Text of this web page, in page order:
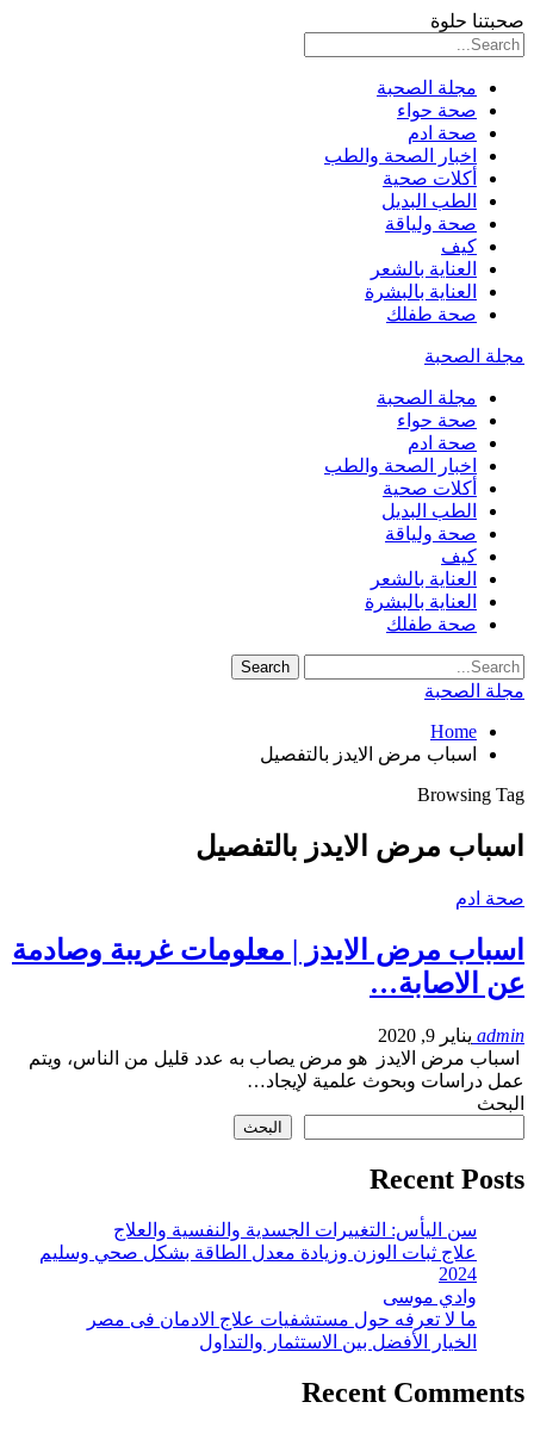
صحبتنا حلوة
مجلة الصحبة
صحة حواء
صحة ادم
اخبار الصحة والطب
أكلات صحية
الطب البديل
صحة ولياقة
كيف
العناية بالشعر
العناية بالبشرة
صحة طفلك
مجلة الصحبة
مجلة الصحبة
صحة حواء
صحة ادم
اخبار الصحة والطب
أكلات صحية
الطب البديل
صحة ولياقة
كيف
العناية بالشعر
العناية بالبشرة
صحة طفلك
مجلة الصحبة
Home
اسباب مرض الايدز بالتفصيل
Browsing Tag
اسباب مرض الايدز بالتفصيل
صحة ادم
اسباب مرض الايدز | معلومات غريبة وصادمة
عن الاصابة…
admin يناير 9, 2020
اسباب مرض الايدز هو مرض يصاب به عدد قليل من الناس، ويتم
عمل دراسات وبحوث علمية لإيجاد…
البحث
البحث
Recent Posts
سن اليأس: التغييرات الجسدية والنفسية والعلاج
علاج ثبات الوزن وزيادة معدل الطاقة بشكل صحي وسليم
2024
وادي موسى
ما لا تعرفه حول مستشفيات علاج الادمان فى مصر
الخيار الأفضل بين الاستثمار والتداول
Recent Comments